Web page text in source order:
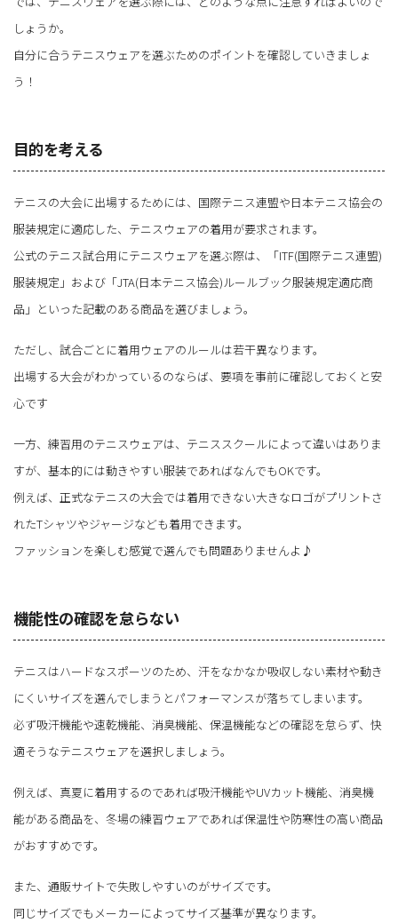
しょうか。
自分に合うテニスウェアを選ぶためのポイントを確認していきましょ
う！
目的を考える
テニスの大会に出場するためには、国際テニス連盟や日本テニス協会の
服装規定に適応した、テニスウェアの着用が要求されます。
公式のテニス試合用にテニスウェアを選ぶ際は、「ITF(国際テニス連盟)
服装規定」および「JTA(日本テニス協会)ルールブック服装規定適応商
品」といった記載のある商品を選びましょう。
ただし、試合ごとに着用ウェアのルールは若干異なります。
出場する大会がわかっているのならば、要項を事前に確認しておくと安
心です
一方、練習用のテニスウェアは、テニススクールによって違いはありま
すが、基本的には動きやすい服装であればなんでもOKです。
例えば、正式なテニスの大会では着用できない大きなロゴがプリントさ
れたTシャツやジャージなども着用できます。
ファッションを楽しむ感覚で選んでも問題ありませんよ♪
機能性の確認を怠らない
テニスはハードなスポーツのため、汗をなかなか吸収しない素材や動き
にくいサイズを選んでしまうとパフォーマンスが落ちてしまいます。
必ず吸汗機能や速乾機能、消臭機能、保温機能などの確認を怠らず、快
適そうなテニスウェアを選択しましょう。
例えば、真夏に着用するのであれば吸汗機能やUVカット機能、消臭機
能がある商品を、冬場の練習ウェアであれば保温性や防寒性の高い商品
がおすすめです。
また、通販サイトで失敗しやすいのがサイズです。
同じサイズでもメーカーによってサイズ基準が異なります。